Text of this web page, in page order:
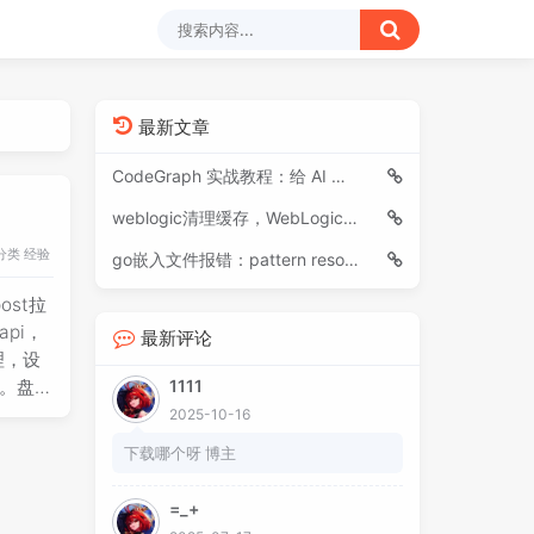
类 经验
拉
，
设
盘子
最新文章
CodeGraph 实战教程：给 AI 编程助手装上“代码导航仪”
weblogic清理缓存，WebLogic清理缓存、后台重启
go嵌入文件报错：pattern resources/sql/*.sql: no matching files found
最新评论
1111
2025-10-16
下载哪个呀 博主
=_+